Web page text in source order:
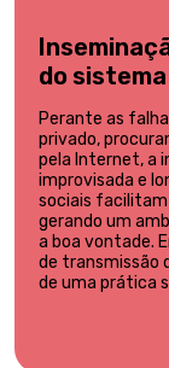
do sistema
Perante as
privado,
pela Internet, a
improvisada e
sociais
gerando um
a boa vontade.
de transmissão
de uma prática